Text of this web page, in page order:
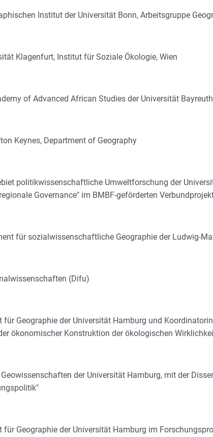
Institut der Universität Bonn, Arbeitsgruppe
Klagenfurt, Institut für Soziale Ökologie, Wien
of Advanced African Studies der Universität Bayreuth
Keynes, Department of Geography
politikwissenschaftliche Umweltforschung der
Governance" im BMBF-geförderten
für sozialwissenschaftliche Geographie der Ludwig-
(Difu)
Geographie der Universität Hamburg und
ökonomischer Konstruktion der ökologischen
der Universität Hamburg, mit der
Geographie der Universität Hamburg im